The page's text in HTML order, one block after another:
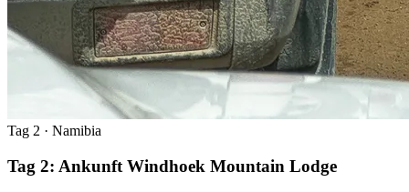
Tag 2 · Namibia
Tag 2: Ankunft Windhoek Mountain Lodge